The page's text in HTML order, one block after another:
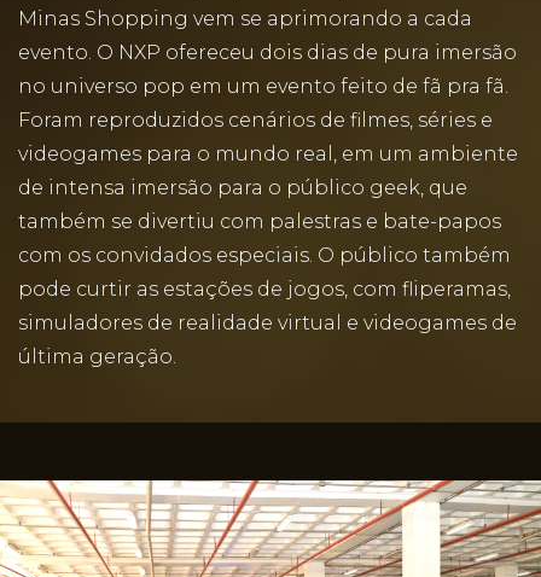
Minas Shopping vem se aprimorando a cada
evento. O NXP ofereceu dois dias de pura imersão
no universo pop em um evento feito de fã pra fã.
Foram reproduzidos cenários de filmes, séries e
videogames para o mundo real, em um ambiente
de intensa imersão para o público geek, que
também se divertiu com palestras e bate-papos
com os convidados especiais. O público também
pode curtir as estações de jogos, com fliperamas,
simuladores de realidade virtual e videogames de
última geração.